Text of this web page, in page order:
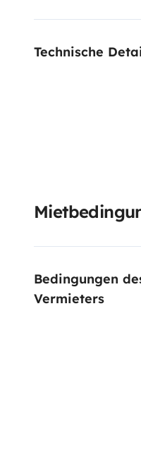
Technische
Bedingungen
Vermieters